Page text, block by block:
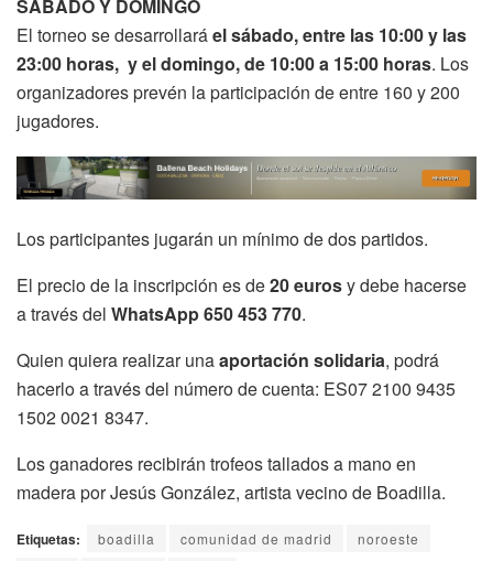
SÁBADO Y DOMINGO
El torneo se desarrollaráel sábado, entre las 10:00 y las
23:00 horas, y el domingo, de 10:00 a 15:00 horas. Los
organizadores prevén la participación de entre 160 y 200
jugadores.
Los participantes jugarán un mínimo de dos partidos.
El precio de la inscripción es de20 eurosy debe hacerse
a través del WhatsApp 650 453 770.
Quien quiera realizar unaaportación solidaria, podrá
hacerlo a través del número de cuenta: ES07 2100 9435
1502 0021 8347.
Los ganadores recibirán trofeos tallados a mano en
madera por Jesús González, artista vecino de Boadilla.
Etiquetas: boadilla comunidad de madrid
noroeste